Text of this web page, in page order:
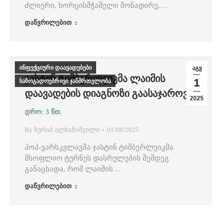
ძლიერი, ხორცისმჭამელი მონადირე,…
დაწვრილებით
აგვ
1
2025
ინფექციური დაავადებები
საზოგადოებრივი ჯანმრთელობა
ᲯᲐᲡᲢᲘᲜ ᲢᲘᲛᲑᲔᲠᲚᲔᲘᲙᲛᲐ ᲚᲐᲘᲛᲘᲡ
ᲓᲐᲐᲕᲐᲓᲔᲑᲘᲡ ᲓᲘᲐᲒᲜᲝᲖᲘ ᲒᲐᲐᲡᲐᲯᲐᲠᲝᲕᲐ
By ზურაბ ალხანიშვილი 01/08/2025
პოპ-ვარსკვლავმა ჯასტინ ტიმბერლეიკმა
მსოფლიო ტურნეს დასრულების შემდეგ
განაცხადა, რომ ლაიმის…
დაწვრილებით